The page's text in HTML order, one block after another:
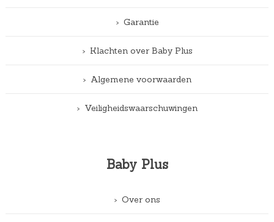
Garantie
Klachten over Baby Plus
Algemene voorwaarden
Veiligheidswaarschuwingen
Baby Plus
Over ons